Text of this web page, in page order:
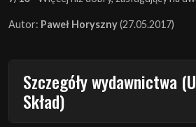
Autor: Paweł Horyszny(27.05.2017)
Szczegóły wydawnictwa
Skład)